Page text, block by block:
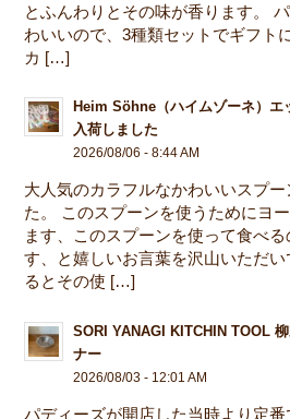
とふんわりとその味が香ります。
わいいので、3種類セットでギフト
カ […]
Heim Söhne（ハイムゾーネ）エ
入荷しました
2026/08/06 - 8:44 AM
大人気のカラフルなかわいいスプ
た。 このスプーンを使うためにヨ
ます、このスプーンを使って食べ
す、と嬉しいお言葉を沢山いただ
るとその使 […]
SORI YANAGI KITCHIN TOOL
ナー
2026/08/03 - 12:01 AM
パディーズが開店した当時より定